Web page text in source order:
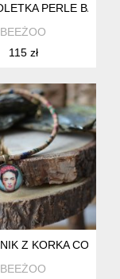
PERLE
BEEŻOO
115 zł
V
Z KORKA CORK
BEEŻOO